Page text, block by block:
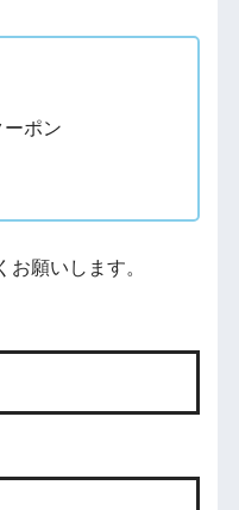
ポン
願いします。